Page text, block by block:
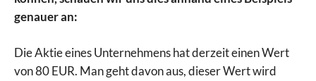
genauer an:
Die Aktie eines Unternehmens hat derzeit einen Wert
von 80 EUR. Man geht davon aus, dieser Wert wird